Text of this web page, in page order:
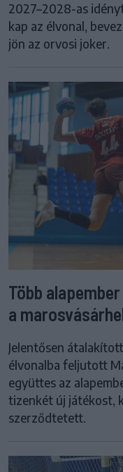
2027–2028-as
kap az élvonal,
jön az orvosi joker.
Több
a
Jelentősen
élvonalba feljutott
együttes az
tizenkét új játékost,
szerződtetett.